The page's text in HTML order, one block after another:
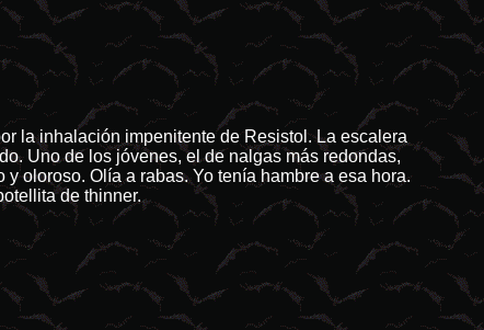
la inhalación impenitente de Resistol. La escalera
Uno de los jóvenes, el de nalgas más redondas,
oloroso. Olía a rabas. Yo tenía hambre a esa hora.
de thinner.